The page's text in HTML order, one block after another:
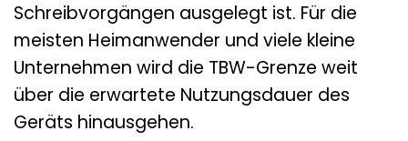
Schreibvorgängen ausgelegt ist. Für die
meisten Heimanwender und viele kleine
Unternehmen wird die TBW-Grenze weit
über die erwartete Nutzungsdauer des
Geräts hinausgehen.